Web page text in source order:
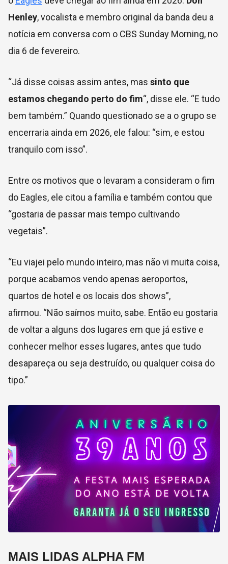
Henley, vocalista e membro original da banda deu a
notícia em conversa com o CBS Sunday Morning, no
dia 6 de fevereiro.
“Já disse coisas assim antes, mas sinto que
estamos chegando perto do fim“, disse ele. “E tudo
bem também.” Quando questionado se a o grupo se
encerraria ainda em 2026, ele falou: “sim, e estou
tranquilo com isso”.
Entre os motivos que o levaram a consideram o fim
do Eagles, ele citou a família e também contou que
“gostaria de passar mais tempo cultivando
vegetais”.
“Eu viajei pelo mundo inteiro, mas não vi muita coisa,
porque acabamos vendo apenas aeroportos,
quartos de hotel e os locais dos shows”,
afirmou. “Não saímos muito, sabe. Então eu gostaria
de voltar a alguns dos lugares em que já estive e
conhecer melhor esses lugares, antes que tudo
desapareça ou seja destruído, ou qualquer coisa do
tipo.”
MAIS LIDAS ALPHA FM